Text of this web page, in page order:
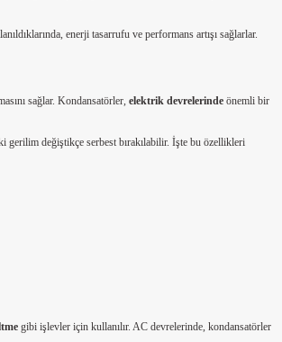
enerji tasarrufu ve performans artışı sağlarlar.
sağlar. Kondansatörler, elektrik devrelerinde önemli bir
gerilim değiştikçe serbest bırakılabilir. İşte bu özellikleri
gibi işlevler için kullanılır. AC devrelerinde, kondansatörler